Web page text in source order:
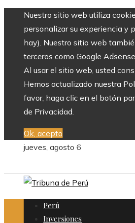
Nuestro sitio web utiliza
personalizar su experiencia y
hay). Nuestro sitio web
terceros como Google
Al usar el sitio web, usted
Hemos actualizado nuestra
favor, haga clic en el botón
de Privacidad.
Ok, acepto
jueves, agosto 6
Perú
Inversiones